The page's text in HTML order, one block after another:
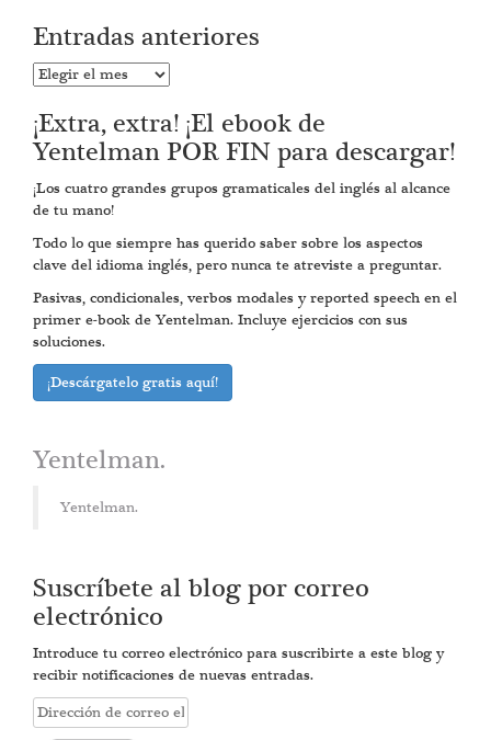
Entradas anteriores
Entradas
¡Extra, extra! ¡El ebook de
Yentelman POR FIN para descargar!
¡Los cuatro grandes grupos gramaticales del inglés al alcance
de tu mano!
Todo lo que siempre has querido saber sobre los aspectos
clave del idioma inglés, pero nunca te atreviste a preguntar.
Pasivas, condicionales, verbos modales y reported speech en el
primer e-book de Yentelman. Incluye ejercicios con sus
soluciones.
¡Descárgatelo gratis aquí!
Yentelman.
Yentelman.
Suscríbete al blog por correo
electrónico
Introduce tu correo electrónico para suscribirte a este blog y
recibir notificaciones de nuevas entradas.
Dirección
de